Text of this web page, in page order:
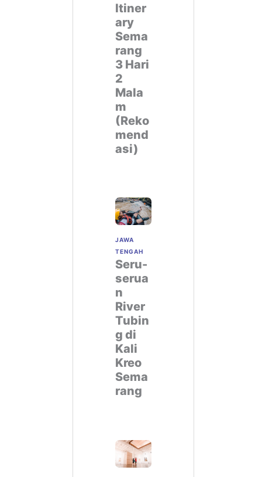
Itiner
ary
Sema
rang
3 Hari
2
Mala
m
(Reko
mend
asi)
JAWA
TENGAH
Seru-
serua
n
River
Tubin
g di
Kali
Kreo
Sema
rang